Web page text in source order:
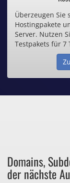
für
Überzeugen Sie
Hostingpakete
Server. Nutzen
Testpakets für 7
Domains,
der nächste